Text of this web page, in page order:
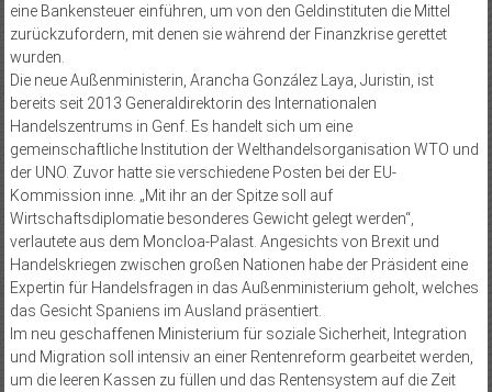
eine Bankensteuer einführen, um von den Geldinstituten die Mittel
zurückzufordern, mit denen sie während der Finanzkrise gerettet
wurden.
Die neue Außenministerin, Arancha González Laya, Juristin, ist
bereits seit 2013 Generaldirektorin des Internationalen
Handelszentrums in Genf. Es handelt sich um eine
gemeinschaftliche Institution der Welthandelsorganisation WTO und
der UNO. Zuvor hatte sie verschiedene Posten bei der EU-
Kommission inne. „Mit ihr an der Spitze soll auf
Wirtschaftsdiplomatie besonderes Gewicht gelegt werden“,
verlautete aus dem Moncloa-Palast. Angesichts von Brexit und
Handelskriegen zwischen großen Nationen habe der Präsident eine
Expertin für Handelsfragen in das Außenministerium geholt, welches
das Gesicht Spaniens im Ausland präsentiert.
Im neu geschaffenen Ministerium für soziale Sicherheit, Integration
und Migration soll intensiv an einer Rentenreform gearbeitet werden,
um die leeren Kassen zu füllen und das Rentensystem auf die Zeit